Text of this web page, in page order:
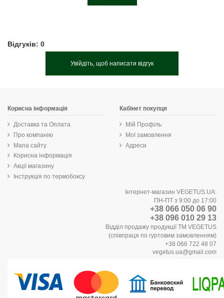
Відгуків: 0
Увійдіть, щоб написати відгук
Корисна інформація
Доставка та Оплата
Про компанію
Мапа сайту
Корисна інформація
Акції магазину
Інструкція по термобоксу
Кабінет покупця
Мій Профіль
Мої замовлення
Адреси
Інтернет-магазин VEGETUS.UA:
ПН-ПТ з 9:00 до 17:00
+38 066 050 06 90
+38 096 010 29 13
Відділ продажу продукції ТМ VEGETUS
(співпраця по гуртовим замовленням)
+38 066 722 48 07
vegetus.ua@gmail.com